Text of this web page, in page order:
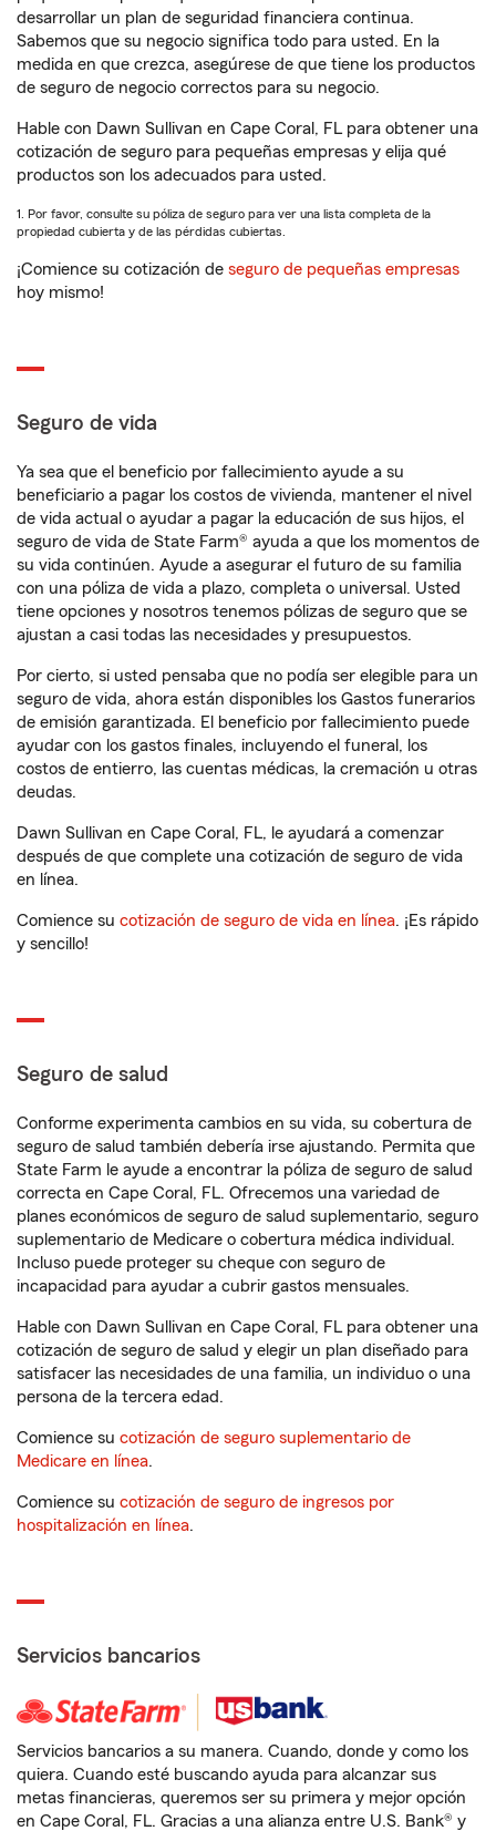
desarrollar un plan de seguridad financiera continua.
Sabemos que su negocio significa todo para usted. En la
medida en que crezca, asegúrese de que tiene los productos
de seguro de negocio correctos para su negocio.
Hable con Dawn Sullivan en Cape Coral, FL para obtener una
cotización de seguro para pequeñas empresas y elija qué
productos son los adecuados para usted.
1. Por favor, consulte su póliza de seguro para ver una lista completa de la
propiedad cubierta y de las pérdidas cubiertas.
¡Comience su cotización de seguro de pequeñas empresas
hoy mismo!
Seguro de vida
Ya sea que el beneficio por fallecimiento ayude a su
beneficiario a pagar los costos de vivienda, mantener el nivel
de vida actual o ayudar a pagar la educación de sus hijos, el
seguro de vida de State Farm® ayuda a que los momentos de
su vida continúen. Ayude a asegurar el futuro de su familia
con una póliza de vida a plazo, completa o universal. Usted
tiene opciones y nosotros tenemos pólizas de seguro que se
ajustan a casi todas las necesidades y presupuestos.
Por cierto, si usted pensaba que no podía ser elegible para un
seguro de vida, ahora están disponibles los Gastos funerarios
de emisión garantizada. El beneficio por fallecimiento puede
ayudar con los gastos finales, incluyendo el funeral, los
costos de entierro, las cuentas médicas, la cremación u otras
deudas.
Dawn Sullivan en Cape Coral, FL, le ayudará a comenzar
después de que complete una cotización de seguro de vida
en línea.
Comience su cotización de seguro de vida en línea. ¡Es rápido
y sencillo!
Seguro de salud
Conforme experimenta cambios en su vida, su cobertura de
seguro de salud también debería irse ajustando. Permita que
State Farm le ayude a encontrar la póliza de seguro de salud
correcta en Cape Coral, FL. Ofrecemos una variedad de
planes económicos de seguro de salud suplementario, seguro
suplementario de Medicare o cobertura médica individual.
Incluso puede proteger su cheque con seguro de
incapacidad para ayudar a cubrir gastos mensuales.
Hable con Dawn Sullivan en Cape Coral, FL para obtener una
cotización de seguro de salud y elegir un plan diseñado para
satisfacer las necesidades de una familia, un individuo o una
persona de la tercera edad.
Comience su cotización de seguro suplementario de
Medicare en línea.
Comience su cotización de seguro de ingresos por
hospitalización en línea.
Servicios bancarios
Servicios bancarios a su manera. Cuando, donde y como los
quiera. Cuando esté buscando ayuda para alcanzar sus
metas financieras, queremos ser su primera y mejor opción
en Cape Coral, FL. Gracias a una alianza entre U.S. Bank® y